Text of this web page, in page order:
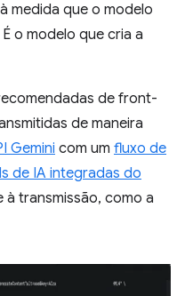
medida que o modelo
o modelo que cria a
de front-
de maneira
Gemini com um fluxo de
de IA integradas do
transmissão, como a